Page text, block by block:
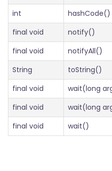
int
hashCode()
final void
notify()
final void
notifyAll()
String
toString()
final void
wait(long
final void
wait(long
final void
wait()